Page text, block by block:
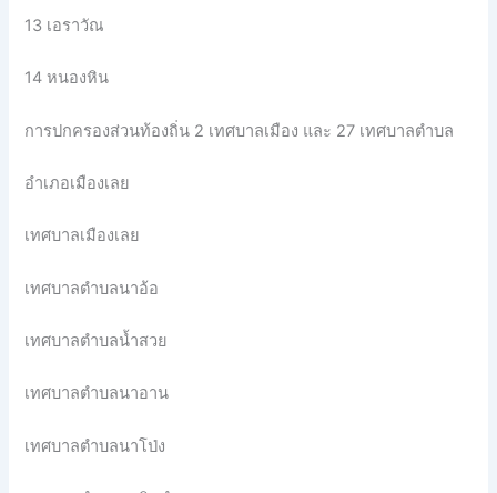
13 เอราวัณ
14 หนองหิน
การปกครองส่วนท้องถิ่น 2 เทศบาลเมือง และ 27 เทศบาลตำบล
อำเภอเมืองเลย
เทศบาลเมืองเลย
เทศบาลตำบลนาอ้อ
เทศบาลตำบลน้ำสวย
เทศบาลตำบลนาอาน
เทศบาลตำบลนาโป่ง